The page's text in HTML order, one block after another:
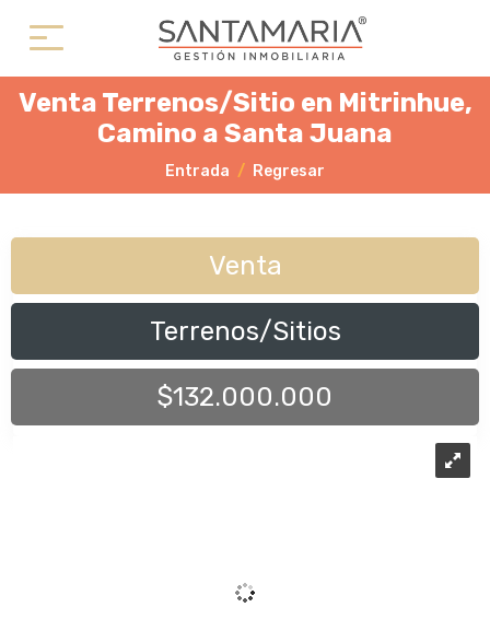
Venta Terrenos/Sitio en Mitrinhue,
Camino a Santa Juana
Entrada Regresar
Venta
Terrenos/Sitios
$132.000.000